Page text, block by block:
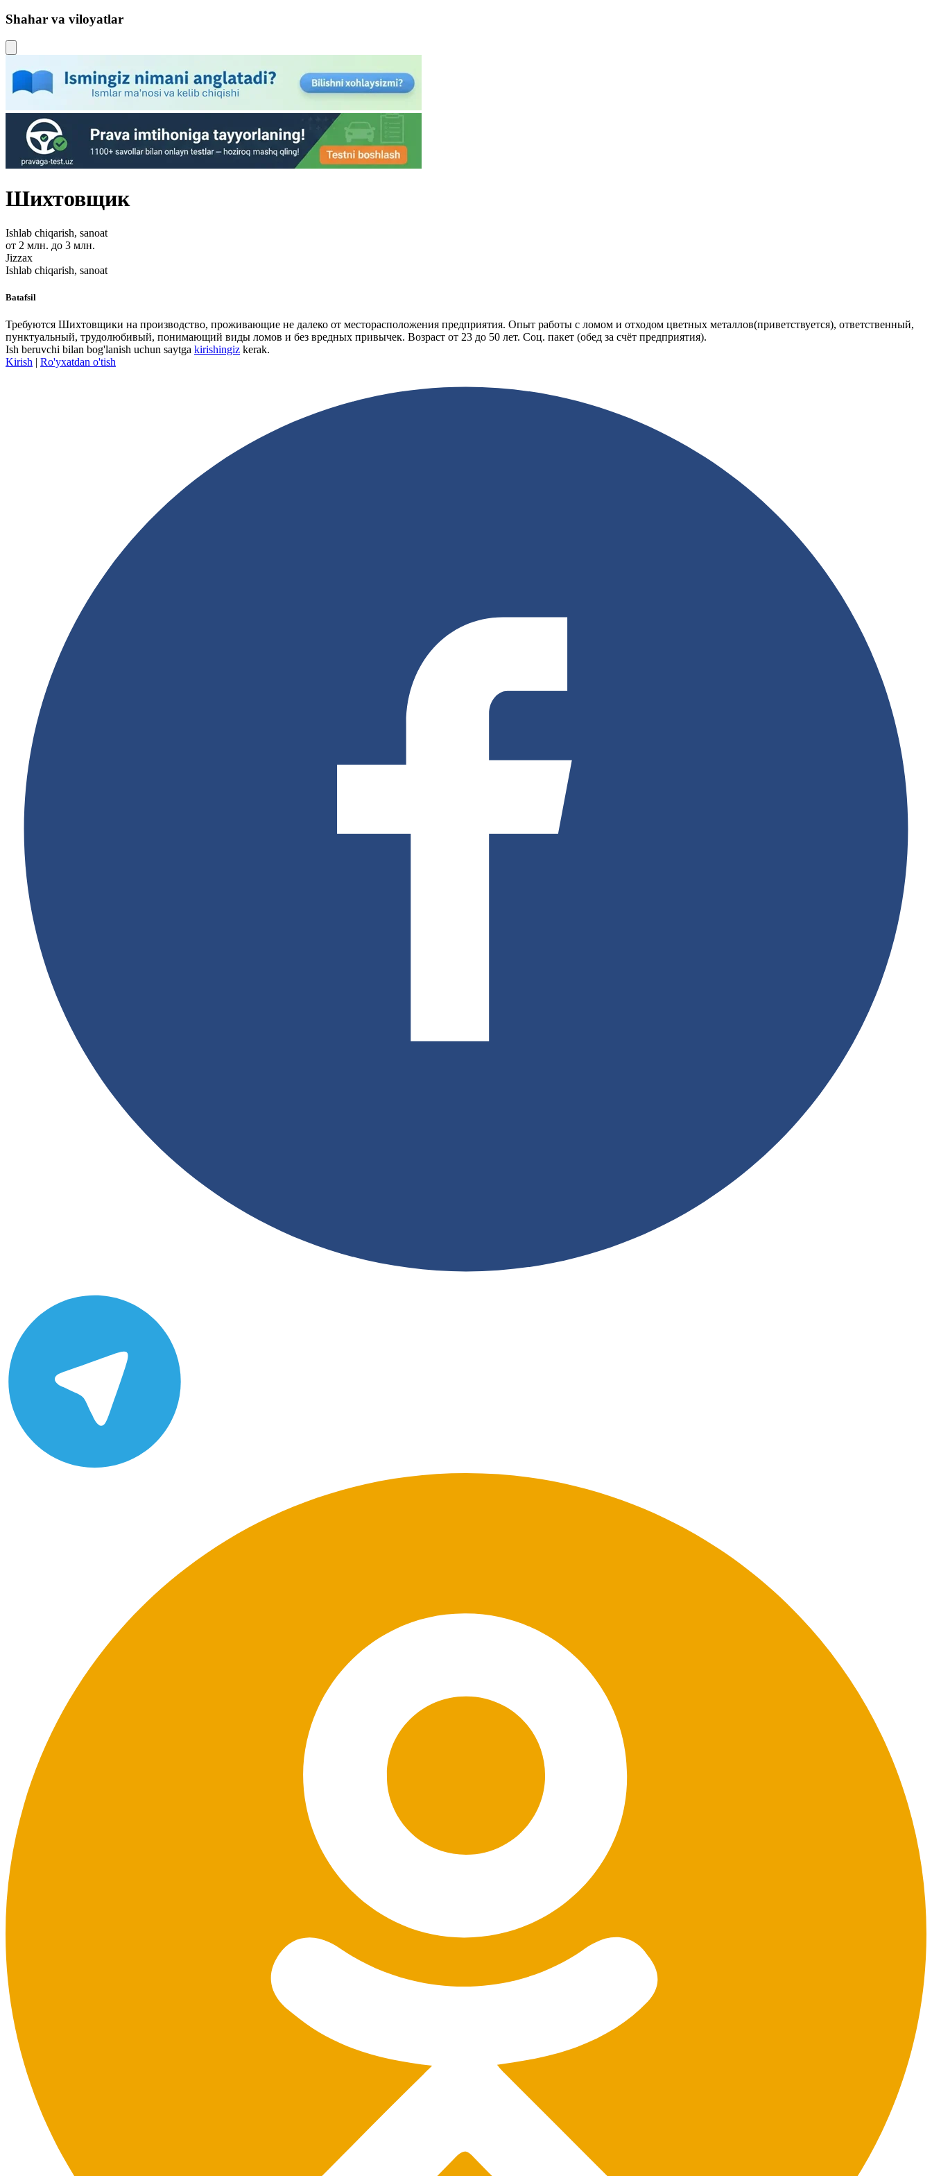
Shahar va viloyatlar
Шихтовщик
Ishlab chiqarish, sanoat
от 2 млн. до 3 млн.
Jizzax
Ishlab chiqarish, sanoat
Batafsil
Требуются Шихтовщики на производство, проживающие не далеко от месторасположения предприятия. Опыт работы с ломом и отходом цветных металлов(приветствуется), ответственный,
пунктуальный, трудолюбивый, понимающий виды ломов и без вредных привычек. Возраст от 23 до 50 лет. Соц. пакет (обед за счёт предприятия).
Ish beruvchi bilan bog'lanish uchun saytga kirishingiz kerak.
Kirish | Ro'yxatdan o'tish